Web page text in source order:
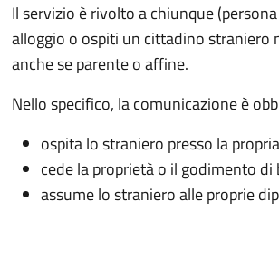
Il servizio è rivolto a chiunque
alloggio o ospiti un cittadino straniero
anche se parente o affine.
Nello specifico, la comunicazione è
ospita lo straniero presso la
cede la proprietà o il godimento
assume lo straniero alle proprie